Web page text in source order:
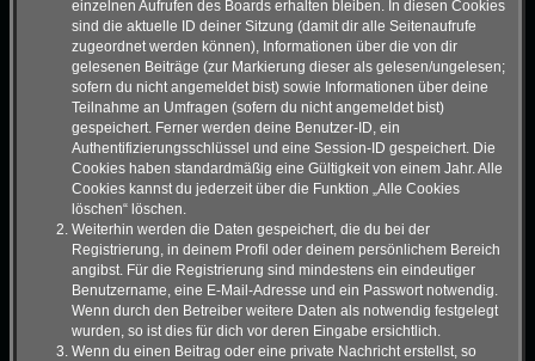
einzelnen Aufrufen des Boards erhalten bleiben. In diesen Cookies
sind die aktuelle ID deiner Sitzung (damit dir alle Seitenaufrufe
zugeordnet werden können), Informationen über die von dir
gelesenen Beiträge (zur Markierung dieser als gelesen/ungelesen;
sofern du nicht angemeldet bist) sowie Informationen über deine
Teilnahme an Umfragen (sofern du nicht angemeldet bist)
gespeichert. Ferner werden deine Benutzer-ID, ein
Authentifizierungsschlüssel und eine Session-ID gespeichert. Die
Cookies haben standardmäßig eine Gültigkeit von einem Jahr. Alle
Cookies kannst du jederzeit über die Funktion „Alle Cookies
löschen“ löschen.
Weiterhin werden die Daten gespeichert, die du bei der
Registrierung, in deinem Profil oder deinem persönlichem Bereich
angibst. Für die Registrierung sind mindestens ein eindeutiger
Benutzername, eine E-Mail-Adresse und ein Passwort notwendig.
Wenn durch den Betreiber weitere Daten als notwendig festgelegt
wurden, so ist dies für dich vor deren Eingabe ersichtlich.
Wenn du einen Beitrag oder eine private Nachricht erstellst, so